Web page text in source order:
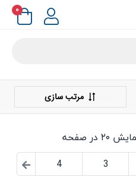
۰
مرتب سازی
۲۰ در صفحه
3
4